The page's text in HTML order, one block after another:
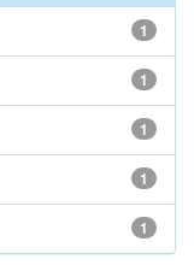
1
1
1
1
1